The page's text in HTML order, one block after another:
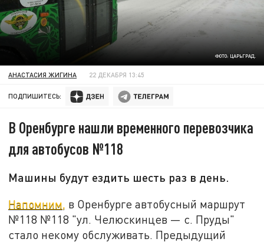
ФОТО: ЦАРЬГРАД.
АНАСТАСИЯ ЖИГИНА 22 ДЕКАБРЯ 13:45
ПОДПИШИТЕСЬ:
В Оренбурге нашли временного перевозчика
для автобусов №118
Машины будут ездить шесть раз в день.
Напомним, в Оренбурге автобусный маршрут
№118 №118 "ул. Челюскинцев — с. Пруды"
стало некому обслуживать. Предыдущий